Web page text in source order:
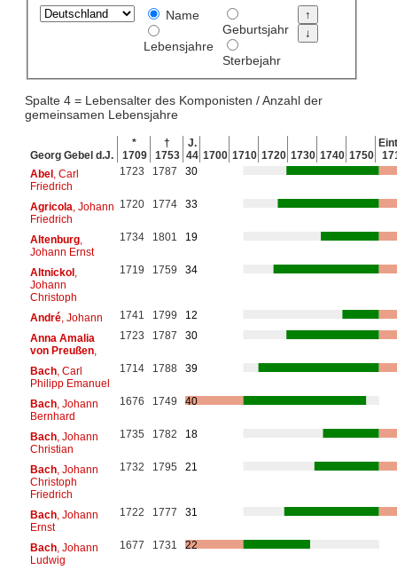
Name
Lebensjahre
Geburtsjahr
Sterbejahr
Spalte 4 = Lebensalter des Komponisten / Anzahl der
gemeinsamen Lebensjahre
Georg Gebel d.J.
*
1709
†
1753
J.
44 1700 1710 1720 1730 1740 1750
Abel, Carl
Friedrich
1723 1787 30
Agricola , Johann
Friedrich
1720 1774 33
Altenburg,
Johann Ernst
1734 1801 19
Altnickol,
Johann
Christoph
1719 1759 34
André, Johann 1741 1799
12
Anna Amalia
von Preußen,
1723 1787 30
Bach, Carl
Philipp Emanuel
1714 1788 39
Bach, Johann
Bernhard
1676 1749 40
Bach, Johann
Christian
1735 1782 18
Bach, Johann
Christoph
Friedrich
1732 1795 21
Bach, Johann
Ernst
1722 1777 31
Bach, Johann
Ludwig
1677 1731 22